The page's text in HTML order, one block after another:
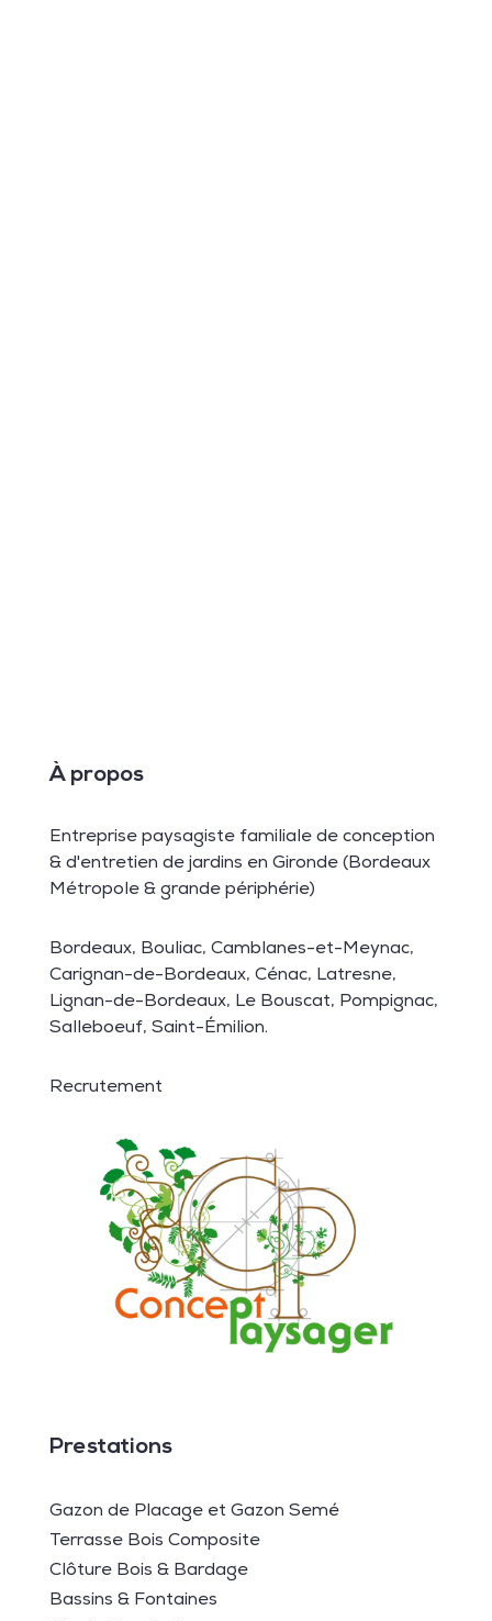
À propos
Entreprise paysagiste familiale de conception
& d'entretien de jardins en Gironde (Bordeaux
Métropole & grande périphérie)
Bordeaux, Bouliac, Camblanes-et-Meynac,
Carignan-de-Bordeaux, Cénac, Latresne,
Lignan-de-Bordeaux, Le Bouscat, Pompignac,
Salleboeuf, Saint-Émilion.
Recrutement
Prestations
Gazon de Placage et Gazon Semé
Terrasse Bois Composite
Clôture Bois & Bardage
Bassins & Fontaines